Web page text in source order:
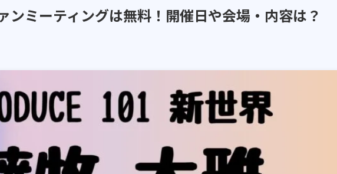
ンミーティングは無料！開催日や会場・内容は？